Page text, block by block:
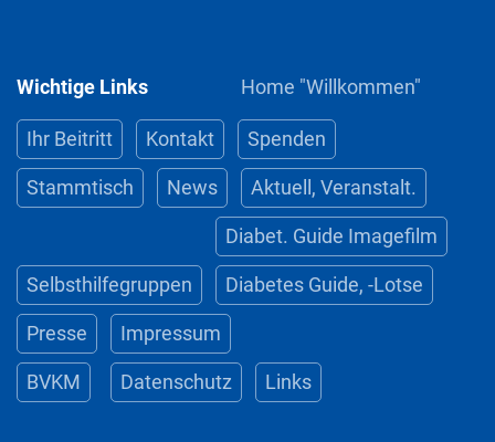
Wichtige Links Home "Willkommen"
Ihr Beitritt Kontakt Spenden
Stammtisch News Aktuell, Veranstalt.
Selbsthilfegruppen
Diabet. Guide Imagefilm
Diabetes Guide, -Lotse
Presse
BVKM
Impressum
Datenschutz Links